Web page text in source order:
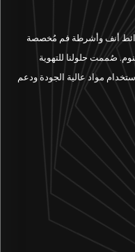
أنف وأشرطة فم مُخصصة
صُممت حلولنا للتهوية
مواد عالية الجودة ودعم